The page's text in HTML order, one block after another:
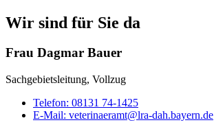
Wir sind für Sie da
Frau Dagmar Bauer
Sachgebietsleitung, Vollzug
Telefon: 08131 74-1425
E-Mail: veterinaeramt@lra-dah.bayern.de